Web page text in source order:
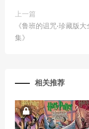
上一篇
《鲁班的诅咒·珍藏版大
集》
相关推荐